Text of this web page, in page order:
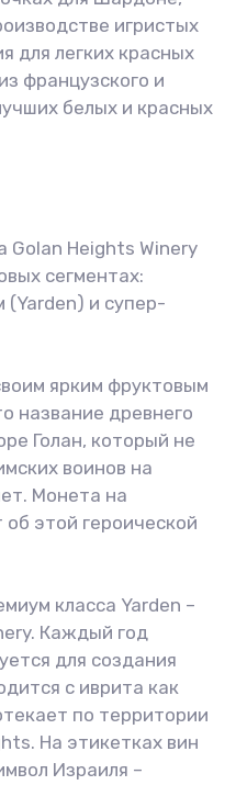
игристых
для легких красных
французского и
белых и красных
Golan Heights Winery
сегментах:
(Yarden) и супер-
ярким фруктовым
название древнего
Голан, который не
воинов на
Монета на
этой героической
класса Yarden –
Каждый год
для создания
с иврита как
по территории
На этикетках вин
Израиля –